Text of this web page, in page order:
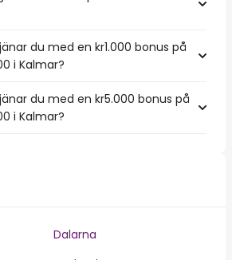
du med en kr1.000 bonus på
i Kalmar?
du med en kr5.000 bonus på
i Kalmar?
Dalarna